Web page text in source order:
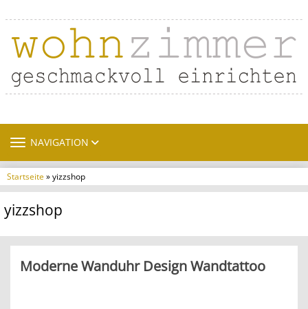
TOGGLE NAVIGATION
NAVIGATION
Startseite» yizzshop
yizzshop
Moderne Wanduhr Design Wandtattoo